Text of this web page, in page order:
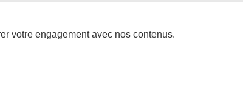
votre engagement avec nos contenus.